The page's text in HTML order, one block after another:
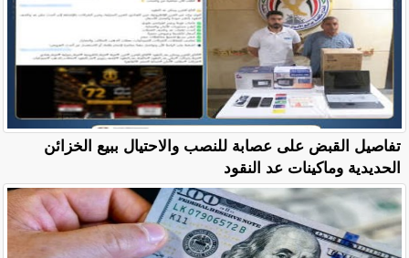
تفاصيل القبض على عصابة للنصب والاحتيال ببيع الخزائن
الحديدية وماكينات عد النقود